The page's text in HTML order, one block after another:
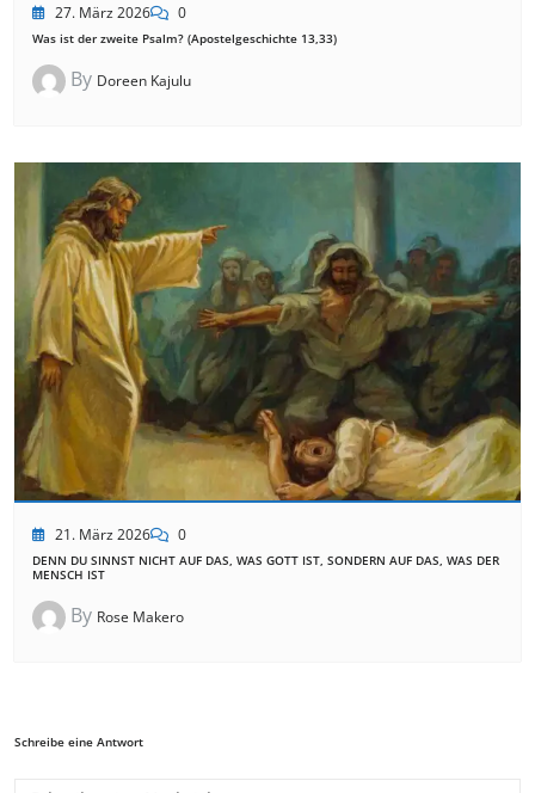
27. März 2026 0
Was ist der zweite Psalm? (Apostelgeschichte 13,33)
By Doreen Kajulu
21. März 2026 0
DENN DU SINNST NICHT AUF DAS, WAS GOTT IST, SONDERN AUF DAS, WAS DER
MENSCH IST
By Rose Makero
Schreibe eine Antwort